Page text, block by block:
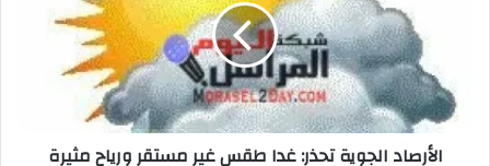
الأرصاد الجوية تحذر: غدا طقس غير مستقر ورياح مثيرة